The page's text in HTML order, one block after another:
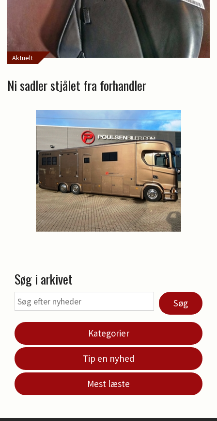
Aktuelt
Ni sadler stjålet fra forhandler
Søg i arkivet
Søg
Kategorier
Tip en nyhed
Mest læste